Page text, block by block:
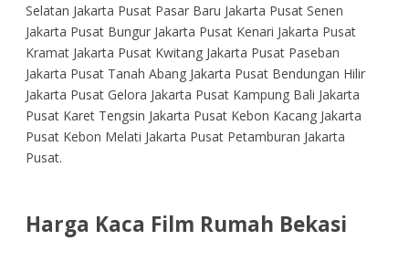
Selatan Jakarta Pusat Pasar Baru Jakarta Pusat Senen
Jakarta Pusat Bungur Jakarta Pusat Kenari Jakarta Pusat
Kramat Jakarta Pusat Kwitang Jakarta Pusat Paseban
Jakarta Pusat Tanah Abang Jakarta Pusat Bendungan Hilir
Jakarta Pusat Gelora Jakarta Pusat Kampung Bali Jakarta
Pusat Karet Tengsin Jakarta Pusat Kebon Kacang Jakarta
Pusat Kebon Melati Jakarta Pusat Petamburan Jakarta
Pusat.
Harga Kaca Film Rumah Bekasi